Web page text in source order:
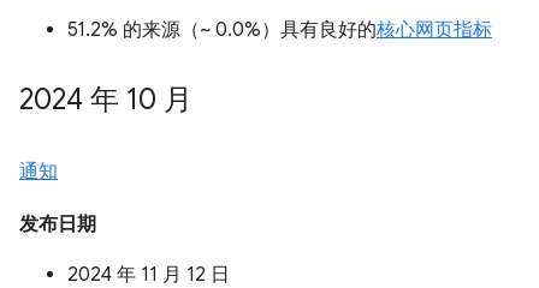
51.2% 的来源（~ 0.0%）具有良好的核心网页指标
2024 年 10 月
通知
发布日期
2024 年 11 月 12 日